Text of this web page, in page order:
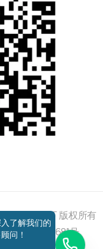
锐融天下 版权所有
号
添加好友
电话咨询
了解我们的
问！